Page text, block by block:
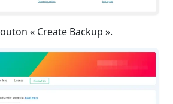
« Create Backup ».